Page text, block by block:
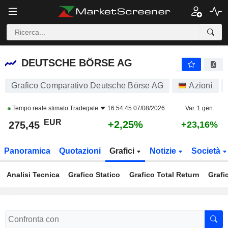
DEUTSCHE BÖRSE AG
DEUTSCHE BÖRSE AG
Grafico Comparativo Deutsche Börse AG Azioni
Tempo reale stimato Tradegate 16:54:45 07/08/2026 Var. 1 gen.
275,45 EUR +2,25% +23,16%
Panoramica Quotazioni Grafici Notizie Società
Analisi Tecnica Grafico Statico Grafico Total Return